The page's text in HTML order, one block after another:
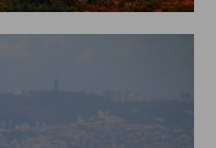
צפון גרמניה